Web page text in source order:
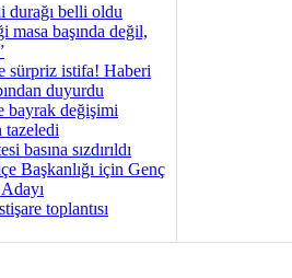
durağı belli oldu
masa başında değil,
sürpriz istifa! Haberi
duyurdu
bayrak değişimi
tazeledi
basına sızdırıldı
Başkanlığı için Genç
toplantısı